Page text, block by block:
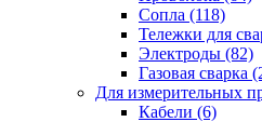
Сопла (118)
Тележки для
Электроды (82)
Газовая сварка
Для измерительных
Кабели (6)